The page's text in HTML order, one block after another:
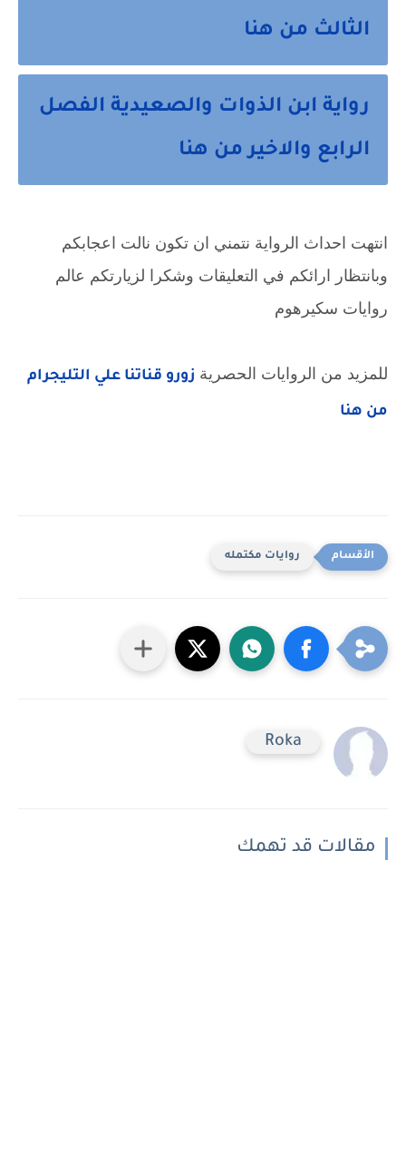
الثالث من هنا
رواية ابن الذوات والصعيدية الفصل
الرابع والاخير من هنا
روايات سكيرهوم
للمزيد من الروايات الحصرية
من هنا
روايات مكتمله
Roka
مقالات قد تهمك